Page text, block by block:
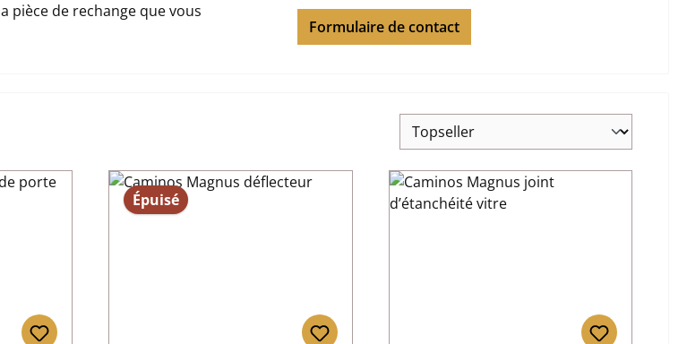
pièce de rechange que vous
Formulaire de contact
Épuisé